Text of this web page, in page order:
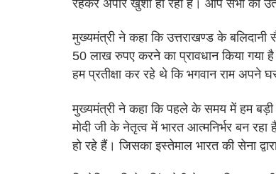
रहकर अपार खुशी हो रही है। आप सभी का
मुख्यमंत्री ने कहा कि उत्तराखण्ड के
50 लाख रुपए करने का प्रावधान किया गया
हम प्रतीक्षा कर रहे थे कि भगवान राम अपने
मुख्यमंत्री ने कहा कि पहले के समय में हम
मोदी जी के नेतृत्व में भारत आत्मनिर्भर बन
हो रहे हैं। जिसका इस्तेमाल भारत की सेना